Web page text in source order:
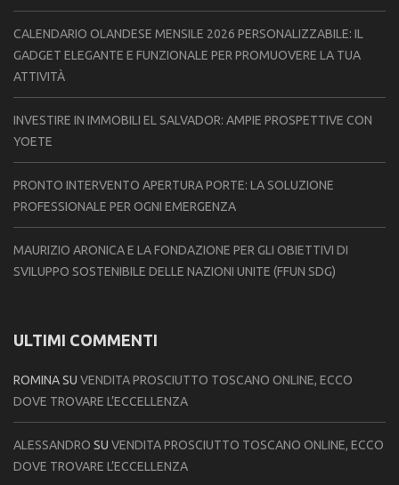
CALENDARIO OLANDESE MENSILE 2026 PERSONALIZZABILE: IL
GADGET ELEGANTE E FUNZIONALE PER PROMUOVERE LA TUA
ATTIVITÀ
INVESTIRE IN IMMOBILI EL SALVADOR: AMPIE PROSPETTIVE CON
YOETE
PRONTO INTERVENTO APERTURA PORTE: LA SOLUZIONE
PROFESSIONALE PER OGNI EMERGENZA
MAURIZIO ARONICA E LA FONDAZIONE PER GLI OBIETTIVI DI
SVILUPPO SOSTENIBILE DELLE NAZIONI UNITE (FFUN SDG)
ULTIMI COMMENTI
ROMINASU VENDITA PROSCIUTTO TOSCANO ONLINE, ECCO
DOVE TROVARE L’ECCELLENZA
ALESSANDRO SU VENDITA PROSCIUTTO TOSCANO ONLINE, ECCO
DOVE TROVARE L’ECCELLENZA